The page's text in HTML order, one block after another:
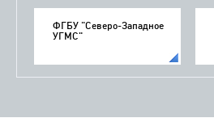
ФГБУ "Северо-Западное
УГМС"